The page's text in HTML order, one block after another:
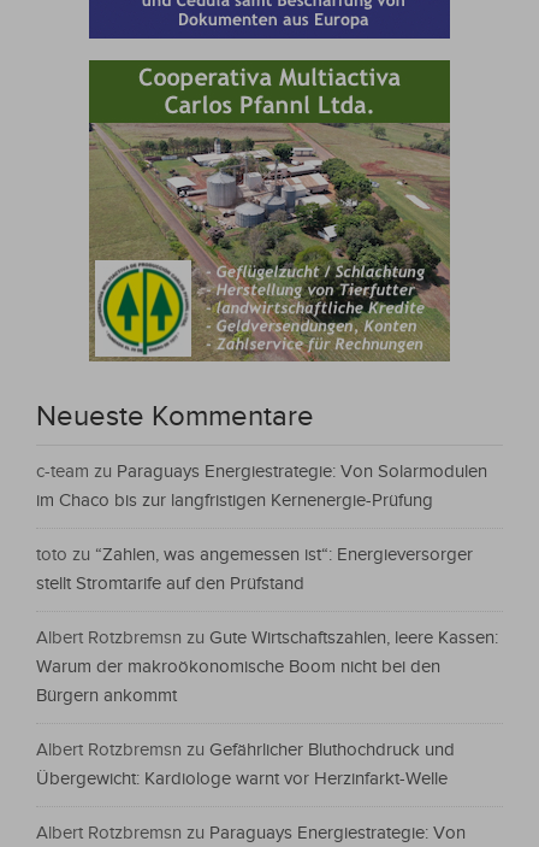
Neueste Kommentare
c-team zu Paraguays Energiestrategie: Von Solarmodulen
im Chaco bis zur langfristigen Kernenergie-Prüfung
toto zu “Zahlen, was angemessen ist“: Energieversorger
stellt Stromtarife auf den Prüfstand
Albert Rotzbremsn zu Gute Wirtschaftszahlen, leere Kassen:
Warum der makroökonomische Boom nicht bei den
Bürgern ankommt
Albert Rotzbremsn zu Gefährlicher Bluthochdruck und
Übergewicht: Kardiologe warnt vor Herzinfarkt-Welle
Albert Rotzbremsn zu Paraguays Energiestrategie: Von